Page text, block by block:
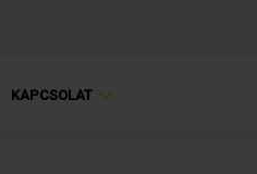
KAPCSOLAT